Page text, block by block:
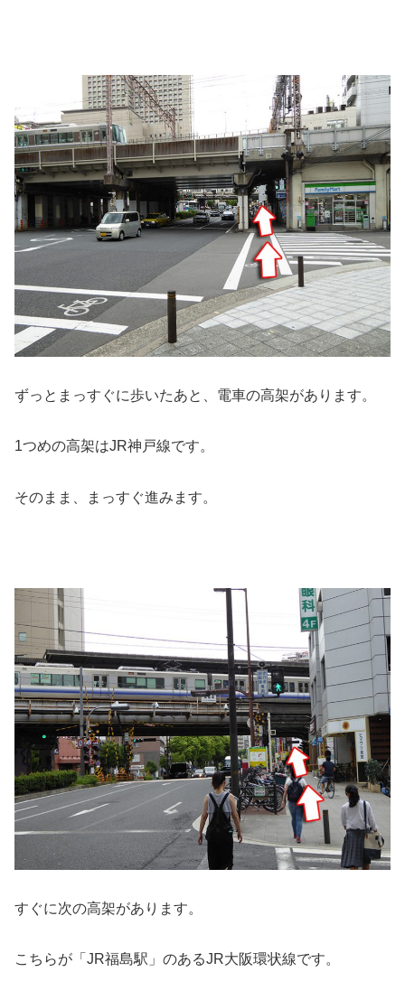
ずっとまっすぐに歩いたあと、電車の高架があります。
1つめの高架はJR神戸線です。
そのまま、まっすぐ進みます。
すぐに次の高架があります。
こちらが「JR福島駅」のあるJR大阪環状線です。